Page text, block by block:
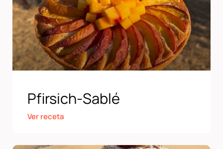
Pfirsich-Sablé
Ver receta